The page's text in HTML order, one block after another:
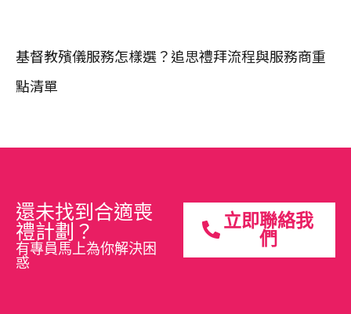
基督教殯儀服務怎樣選？追思禮拜流程與服務商重
點清單
還未找到合適喪
禮計劃？
有專員馬上為你解決困
惑
立即聯絡我
們